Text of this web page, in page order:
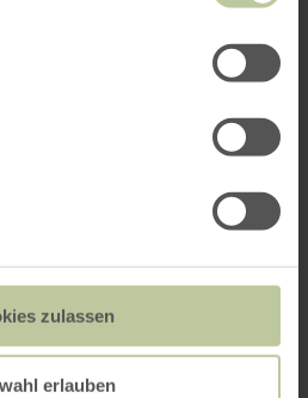
zulassen
erlauben